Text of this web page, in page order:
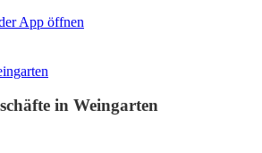
App öffnen
in Weingarten